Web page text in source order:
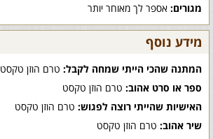
מגורים: אספר לך מאוחר יותר
מידע נוסף
המתנה שהכי הייתי שמחה לקבל: טרם הוזן טקסט
ספר או סרט אהוב: טרם הוזן טקסט
האישיות שהייתי רוצה לפגוש: טרם הוזן טקסט
שיר אהוב: טרם הוזן טקסט